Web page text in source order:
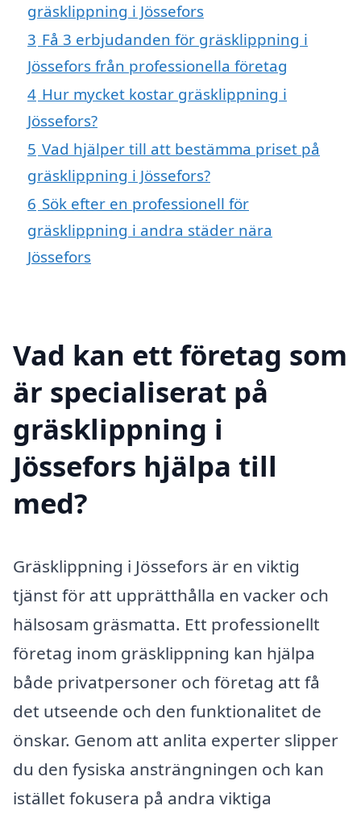
gräsklippning i Jössefors
3 Få 3 erbjudanden för gräsklippning i
Jössefors från professionella företag
4 Hur mycket kostar gräsklippning i
Jössefors?
5 Vad hjälper till att bestämma priset på
gräsklippning i Jössefors?
6 Sök efter en professionell för
gräsklippning i andra städer nära
Jössefors
Vad kan ett företag som
är specialiserat på
gräsklippning i
Jössefors hjälpa till
med?
Gräsklippning i Jössefors är en viktig
tjänst för att upprätthålla en vacker och
hälsosam gräsmatta. Ett professionellt
företag inom gräsklippning kan hjälpa
både privatpersoner och företag att få
det utseende och den funktionalitet de
önskar. Genom att anlita experter slipper
du den fysiska ansträngningen och kan
istället fokusera på andra viktiga